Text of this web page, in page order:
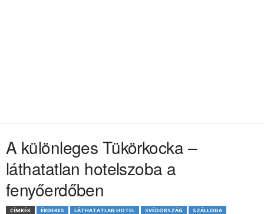
A különleges Tükörkocka –
láthatatlan hotelszoba a
fenyőerdőben
CÍMKÉK ÉRDEKES LÁTHATATLAN HOTEL SVÉDORSZÁG
SZÁLLODA